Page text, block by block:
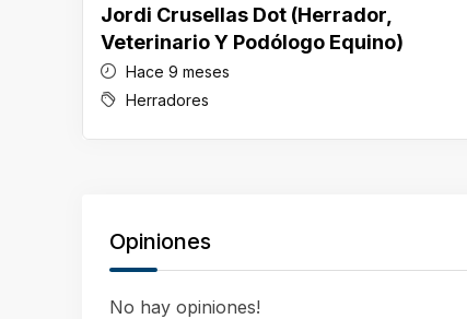
Jordi Crusellas Dot (Herrador,
Veterinario Y Podólogo Equino)
Hace 9 meses
Herradores
Opiniones
No hay opiniones!